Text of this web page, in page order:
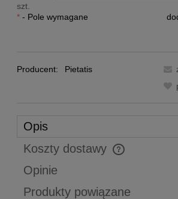
szt.
* - Pole wymagane
Producent: Pietatis
Opis
Koszty dostawy
Cena nie zawiera ewentualnych kosztów
Opinie
Produkty powiązane